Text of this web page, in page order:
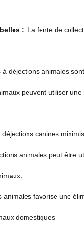
: La fente de
à déjections animales
peuvent utiliser
déjections canines
animales peut être
animales favorise une
domestiques.